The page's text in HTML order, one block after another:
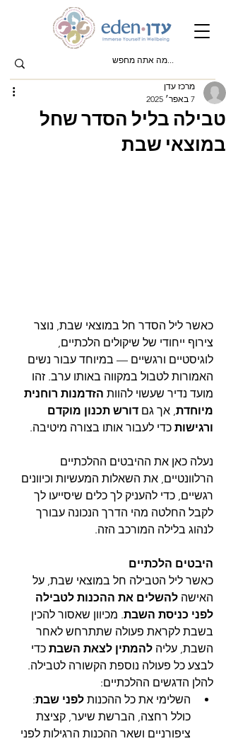
טבילה בליל הסדר שחל
במוצאי שבת
מרכז עדן
7 באפר׳ 2025
כאשר ליל הסדר חל במוצאי שבת, נוצר
צירוף ייחודי של שיקולים הלכתיים,
לוגיסטיים ורגשיים — במיוחד עבור נשים
האמורות לטבול במקווה באותו ערב. זהו
מועד נדיר שעשוי להוות הזדמנות רוחנית
מיוחדת, אך גם דורש תכנון מוקדם
ורגישות כדי לעבור אותו בצורה מיטיבה.
נעלה כאן את ההיבטים ההלכתיים
הרלוונטיים, את השאלות המעשיות וכיוונים
רגשיים, כדי להעניק לך כלים שיסייעו לך
לקבל החלטה מהי הדרך הנכונה עבורך
לנהוג בלילה המורכב הזה.
היבטים הלכתיים
כאשר ליל הטבילה חל במוצאי שבת, על
האישה להשלים את ההכנות לטבילה
לפני כניסת השבת. מכיוון שאסור להכין
בשבת לקראת פעולה שתתרחש לאחר
השבת, עליה להמתין לצאת השבת כדי
לבצע כל פעולה נוספת הקשורה לטבילה.
להלן הדגשים ההלכתיים:
השלימי את כל ההכנות לפני שבת:
כולל רחצה, הברשת שיער, קציצת
ציפורניים ושאר ההכנות הרגילות לפני